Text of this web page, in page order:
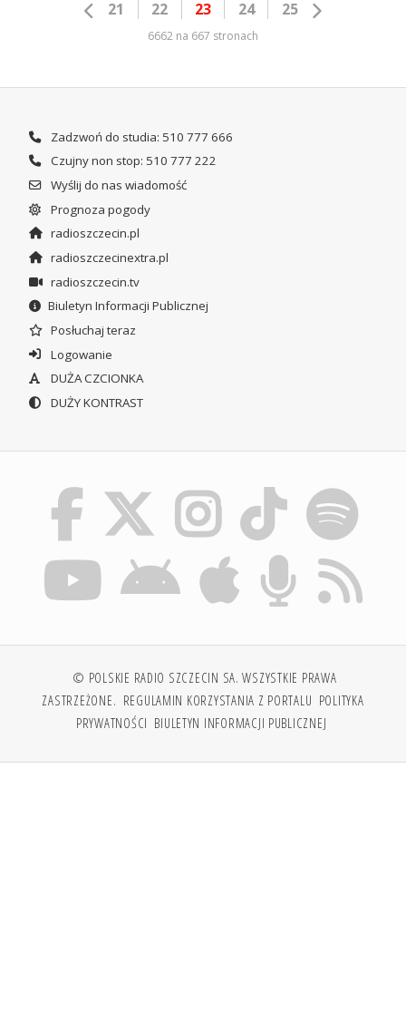
21 22 23 24 25
6662 na 667 stronach
Zadzwoń do studia: 510 777 666
Czujny non stop: 510 777 222
Wyślij do nas wiadomość
Prognoza pogody
radioszczecin.pl
radioszczecinextra.pl
radioszczecin.tv
Biuletyn Informacji Publicznej
Posłuchaj teraz
Logowanie
DUŻA CZCIONKA
DUŻY KONTRAST
© POLSKIE RADIO SZCZECIN SA. WSZYSTKIE PRAWA
ZASTRZEŻONE. REGULAMIN KORZYSTANIA Z PORTALU POLITYKA
PRYWATNOŚCI BIULETYN INFORMACJI PUBLICZNEJ